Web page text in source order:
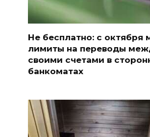
Не бесплатно: с октября
лимиты на переводы
своими счетами в
банкоматах